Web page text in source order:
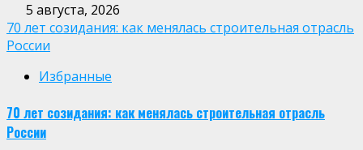
5 августа, 2026
70 лет созидания: как менялась строительная отрасль
России
Избранные
70 лет созидания: как менялась строительная отрасль
России